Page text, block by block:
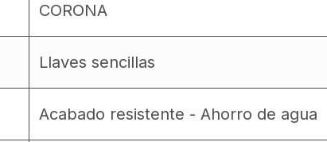
CORONA
Llaves sencillas
Acabado resistente - Ahorro de agua